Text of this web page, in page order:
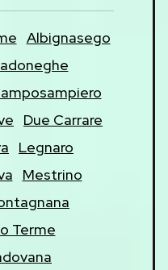
Albignasego
Due Carrare
Legnaro
Mestrino
Terme